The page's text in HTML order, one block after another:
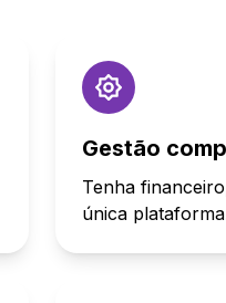
Gestão
Tenha
única